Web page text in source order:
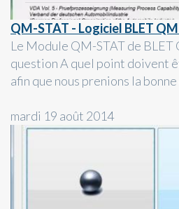
QM-STAT - Logiciel BLET
Le Module QM-STAT de BLET
question A quel point doivent
afin que nous prenions la
mardi 19 août 2014